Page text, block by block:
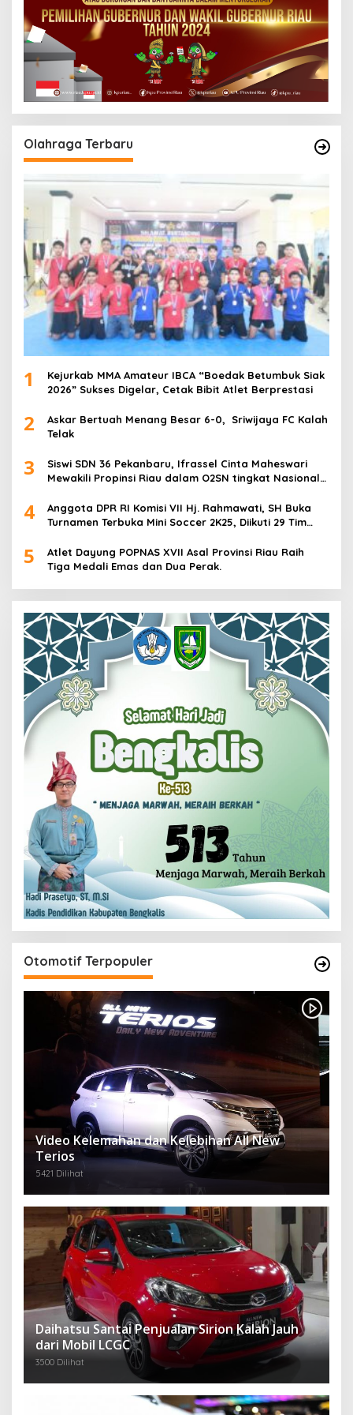
Olahraga Terbaru
1
Kejurkab MMA Amateur IBCA “Boedak Betumbuk Siak
2026” Sukses Digelar, Cetak Bibit Atlet Berprestasi
2
Askar Bertuah Menang Besar 6-0, Sriwijaya FC Kalah
Telak
3
Siswi SDN 36 Pekanbaru, Ifrassel Cinta Maheswari
Mewakili Propinsi Riau dalam O2SN tingkat Nasional
4
Anggota DPR RI Komisi VII Hj. Rahmawati, SH Buka
Turnamen Terbuka Mini Soccer 2K25, Diikuti 29 Tim
5
Atlet Dayung POPNAS XVII Asal Provinsi Riau Raih
Tiga Medali Emas dan Dua Perak.
Otomotif Terpopuler
Video Kelemahan dan Kelebihan All New
Terios
5421 Dilihat
Daihatsu Santai Penjualan Sirion Kalah Jauh
dari Mobil LCGC
3500 Dilihat